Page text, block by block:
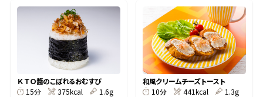
ヤマキ『めんつゆ』 ヤマキ 割烹白だし
おいしいレシピトップ
主食レシピ
主菜レシピ
かつお節・だしを知る
だしの取り方
かつお節の削り方
CM・キャンペーン
キャンペーン一覧
企業・採用情報
企業情報
お問い合わせ
ＫＴＯ醬のこぼれるおむすび
15分
375kcal 1.6g
和風クリームチーズトースト
10分
441kcal 1.3g